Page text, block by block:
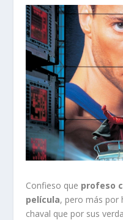
Confieso que profeso
película, pero más por
chaval que por sus